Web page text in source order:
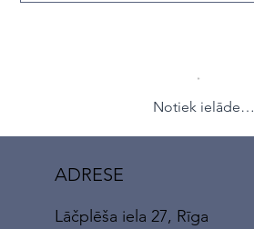
Notiek ielāde…
ADRESE
Lāčplēša iela 27, Rīga